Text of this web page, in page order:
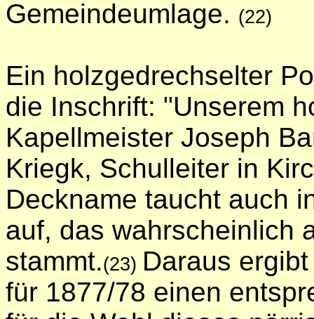
Gemeindeumlage. (22)
Ein holzgedrechselter
die Inschrift: "Unserem
Kapellmeister Joseph
Kriegk, Schulleiter in
Deckname taucht auch
auf, das wahrscheinlich
stammt.(23) Daraus
für 1877/78 einen